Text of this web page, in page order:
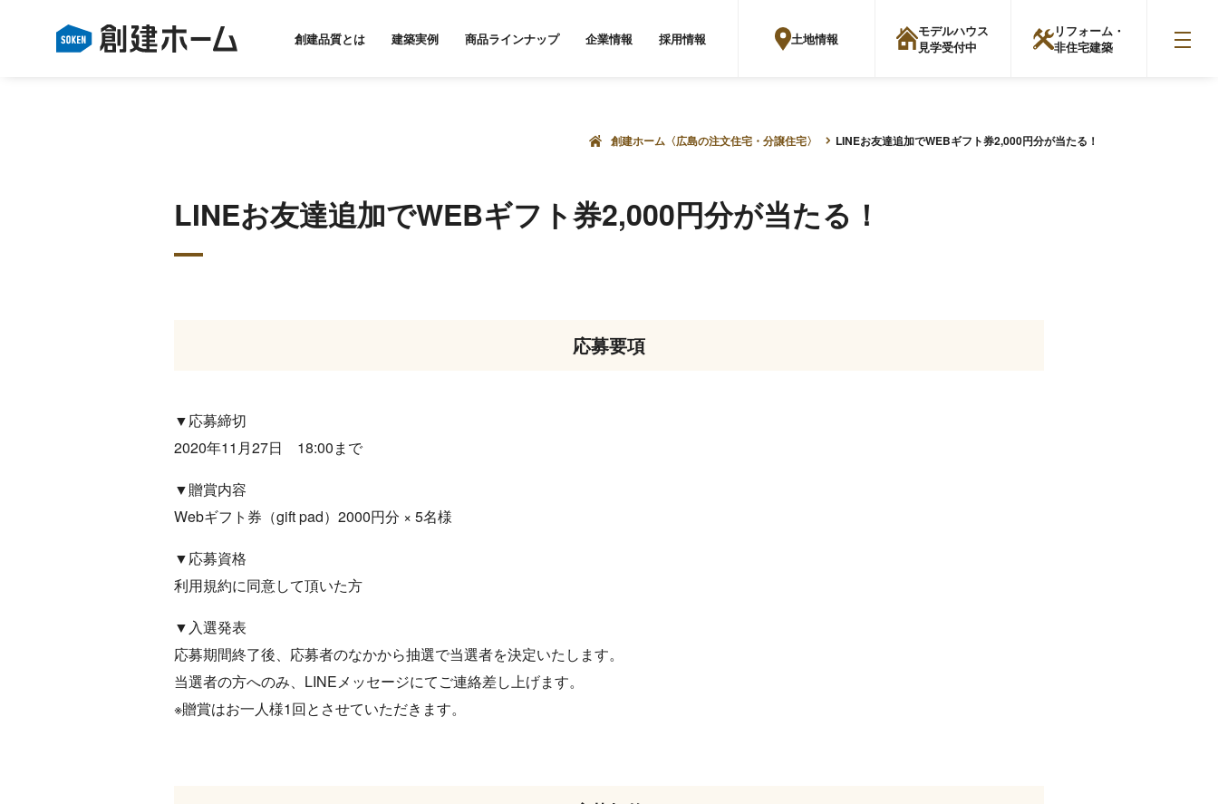
創建品質とは 建築実例 商品ラインナップ 企業情報 採用情報 土地情報
モデルハウス
見学受付中
リフォーム・
非住宅建築
創建ホーム〈広島の注文住宅・分譲住宅〉 LINEお友達追加でWEBギフト券2,000円分が当たる！
LINEお友達追加でWEBギフト券2,000円分が当たる！
応募要項
▼応募締切
2020年11月27日 18:00まで
▼贈賞内容
Webギフト券（gift pad）2000円分 × 5名様
▼応募資格
利用規約に同意して頂いた方
▼入選発表
応募期間終了後、応募者のなかから抽選で当選者を決定いたします。
当選者の方へのみ、LINEメッセージにてご連絡差し上げます。
※贈賞はお一人様1回とさせていただきます。